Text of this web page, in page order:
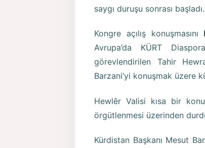
saygı duruşu sonrası başladı.
Kongre açılış konuşmasını
Avrupa’da KÜRT
görevlendirilen Tahir
Barzani’yi konuşmak üzere
Hewlêr Valisi kısa bir
örgütlenmesi üzerinden
Kürdistan Başkanı Mesut